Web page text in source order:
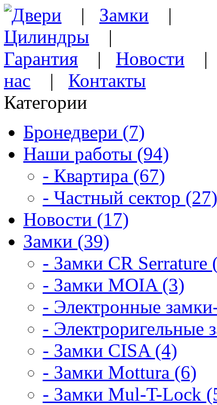
Двери | Замки |
Цилиндры |
Гарантия | Новости
нас | Контакты
Категории
Бронедвери (7)
Наши работы (94)
- Квартира (67)
- Частный сектор (27)
Новости (17)
Замки (39)
- Замки CR Serrature
- Замки MOIA (3)
- Электронные
-
- Замки CISA (4)
- Замки Mottura (6)
- Замки Mul-T-Lock